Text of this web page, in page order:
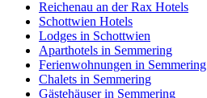
Reichenau an der Rax Hotels
Schottwien Hotels
Lodges in Schottwien
Aparthotels in Semmering
Ferienwohnungen in Semmering
Chalets in Semmering
Gästehäuser in Semmering